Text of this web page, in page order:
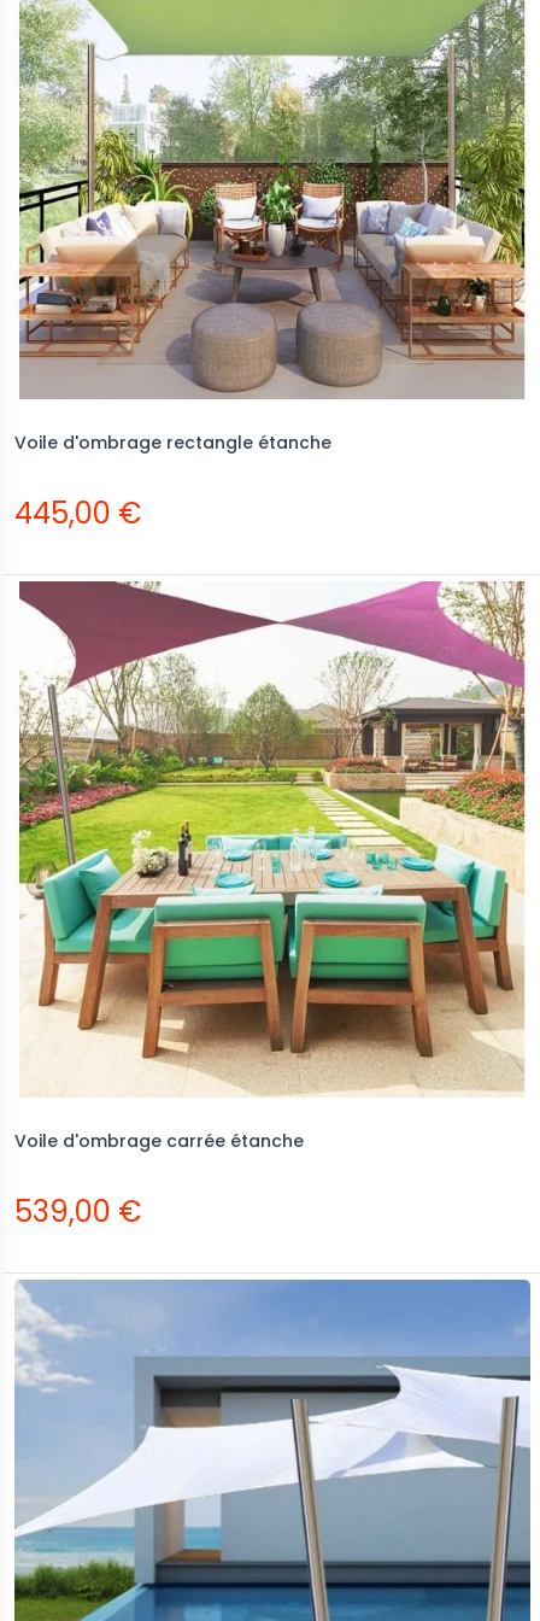
Voile d'ombrage rectangle étanche
445,00 €
Voile d'ombrage carrée étanche
539,00 €